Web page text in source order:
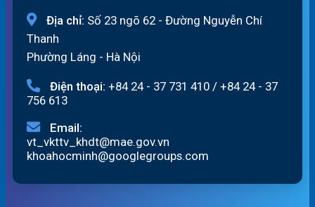
Địa chỉ: Số 23 ngõ 62 - Đường Nguyễn Chí
Thanh
Phường Láng - Hà Nội
Điện thoại: +84 24 - 37 731 410 / +84 24 - 37
756 613
Email:
vt_vkttv_khdt@mae.gov.vn
khoahocminh@googlegroups.com